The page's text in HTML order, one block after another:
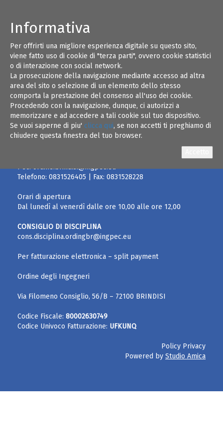
Informativa
Per offrirti una migliore esperienza digitale su questo sito,
viene fatto uso di cookie di "terza parti", ovvero cookie statistici
o di interazione con social network.
La prosecuzione della navigazione mediante accesso ad altra
area del sito o selezione di un elemento dello stesso
comporta la prestazione del consenso all'uso dei cookie.
Procedendo con la navigazione, dunque, ci autorizzi a
memorizzare e ad accedere a tali cookie sul tuo dispositivo.
Se vuoi saperne di piu' clicca qui, se non accetti ti preghiamo di
chiudere questa finestra del tuo browser.
15
MAG 18
LA SEGRETERIA DELL'ORDINE RIMARRA' CHIUSA
GIOVEDI' 17 MAGGIO 2018
RIAPRIRA' VENERDI' CON APERTURA DALLE
ORE 10,00 ALLE ORE 12,00
Pec:ordine.brindisi@ingpec.eu
Telefono: 0831526405 | Fax: 0831528228
Orari di apertura
Dal lunedì al venerdì dalle ore 10,00 alle ore 12,00
CONSIGLIO DI DISCIPLINA
cons.disciplina.ordingbr@ingpec.eu
Per fatturazione elettronica – split payment
Ordine degli Ingegneri
Via Filomeno Consiglio, 56/B – 72100 BRINDISI
Codice Fiscale: 80002630749
Codice Univoco Fatturazione: UFKUNQ
Policy Privacy
Powered by Studio Amica